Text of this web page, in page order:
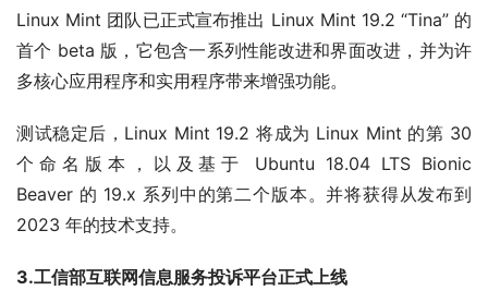
Linux Mint 团队已正式宣布推出 Linux Mint 19.2 “Tina” 的
首个 beta 版，它包含一系列性能改进和界面改进，并为许
多核心应用程序和实用程序带来增强功能。
测试稳定后，Linux Mint 19.2 将成为 Linux Mint 的第 30
个命名版本，以及基于 Ubuntu 18.04 LTS Bionic
Beaver 的 19.x 系列中的第二个版本。并将获得从发布到
2023 年的技术支持。
3.工信部互联网信息服务投诉平台正式上线